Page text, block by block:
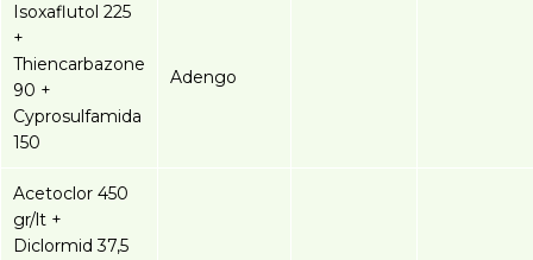
Isoxaflutol 225
+
Thiencarbazone
90 +
Cyprosulfamida
150
Adengo
Acetoclor 450
gr/lt +
Diclormid 37,5